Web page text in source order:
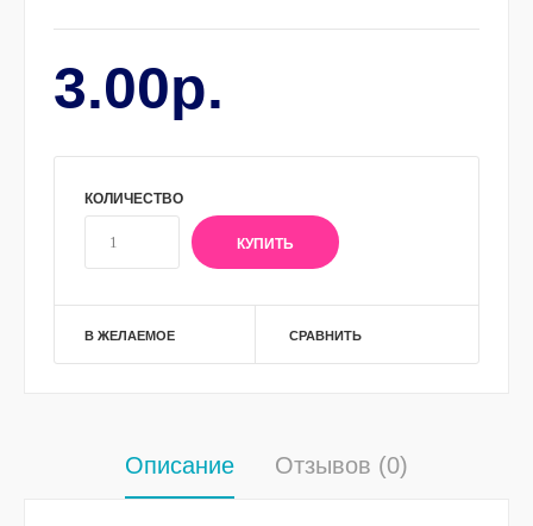
3.00р.
КОЛИЧЕСТВО
В ЖЕЛАЕМОЕ СРАВНИТЬ
Описание Отзывов (0)